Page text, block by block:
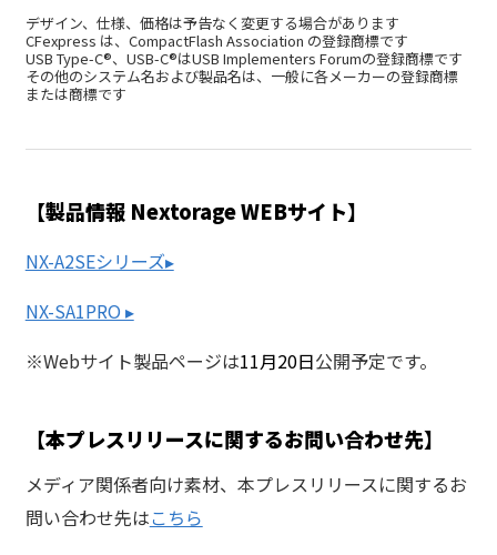
デザイン、仕様、価格は予告なく変更する場合があります
CFexpress は、CompactFlash Association の登録商標です
USB Type-C®、USB-C®はUSB Implementers Forumの登録商標です
その他のシステム名および製品名は、一般に各メーカーの登録商標
または商標です
【製品情報 Nextorage WEBサイト】
NX-A2SEシリーズ▸
NX-SA1PRO ▸
※Webサイト製品ページは11月20日公開予定です。
【本プレスリリースに関するお問い合わせ先】
メディア関係者向け素材、本プレスリリースに関するお
問い合わせ先はこちら